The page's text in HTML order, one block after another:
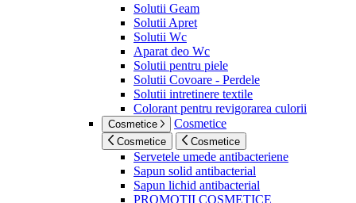
Solutii Geam
Solutii Apret
Solutii Wc
Aparat deo Wc
Solutii pentru piele
Solutii Covoare - Perdele
Solutii intretinere textile
Colorant pentru revigorarea culorii
Cosmetice Cosmetice
Cosmetice Cosmetice
Servetele umede antibacteriene
Sapun solid antibacterial
Sapun lichid antibacterial
PROMOTII COSMETICE